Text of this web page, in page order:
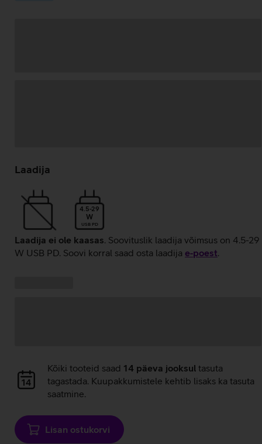
laadimine
Laadija
4.5-29
W
USB PD
Laadija ei ole kaasas. Soovituslik laadija võimsus on 4.5-29
W USB PD. Soovi korral saad osta laadija e‑poest.
Andmete
laadimine
Kõiki tooteid saad 14 päeva jooksul tasuta
tagastada. Kuupakkumistele kehtib lisaks ka tasuta
saatmine.
Lisan ostukorvi